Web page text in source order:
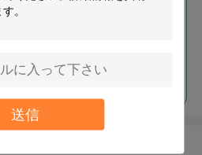
送信
ー
続行